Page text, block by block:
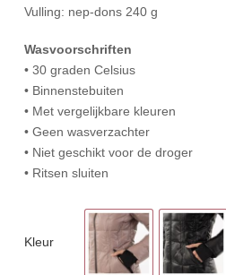
Vulling: nep-dons 240 g
Wasvoorschriften
• 30 graden Celsius
• Binnenstebuiten
• Met vergelijkbare kleuren
• Geen wasverzachter
• Niet geschikt voor de droger
• Ritsen sluiten
Kleur